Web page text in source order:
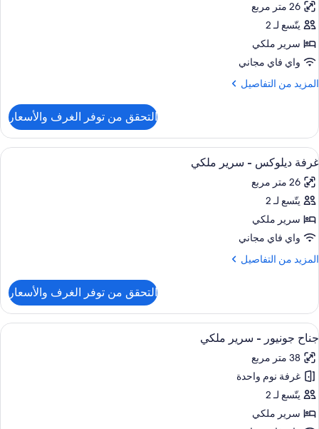
ملكي
صور
غرفة
ديلوكس
-
سرير
ملكي
26 متر مربع
يتّسع لـ 2
سرير ملكي
واي فاي مجاني
المزيد من التفاصيل
المزيد
غرفة
ديلوكس
-
سرير
ملكي
التحقق من توفر الغرف والأسعار
استعراض
جميع
صور
غرفة
ديلوكس
-
سرير
ملكي
6
غرفة ديلوكس - سرير ملكي
26 متر مربع
يتّسع لـ 2
سرير ملكي
واي فاي مجاني
المزيد من التفاصيل
المزيد
غرفة
ديلوكس
-
سرير
ملكي
التحقق من توفر الغرف والأسعار
استعراض
جميع
صور
جناح
جونيور
-
أغطية فراش متميزة وميني بار وخزنة
6
جناح جونيور - سرير ملكي
38 متر مربع
غرفة نوم واحدة
يتّسع لـ 2
سرير ملكي